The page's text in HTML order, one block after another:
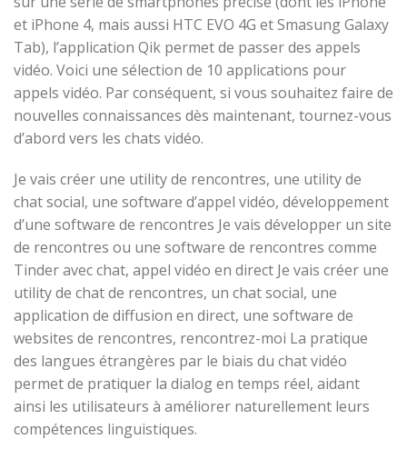
et iPhone 4, mais aussi HTC EVO 4G et Smasung Galaxy
Tab), l’application Qik permet de passer des appels
vidéo. Voici une sélection de 10 applications pour
appels vidéo. Par conséquent, si vous souhaitez faire de
nouvelles connaissances dès maintenant, tournez-vous
d’abord vers les chats vidéo.
Je vais créer une utility de rencontres, une utility de
chat social, une software d’appel vidéo, développement
d’une software de rencontres Je vais développer un site
de rencontres ou une software de rencontres comme
Tinder avec chat, appel vidéo en direct Je vais créer une
utility de chat de rencontres, un chat social, une
application de diffusion en direct, une software de
websites de rencontres, rencontrez-moi La pratique
des langues étrangères par le biais du chat vidéo
permet de pratiquer la dialog en temps réel, aidant
ainsi les utilisateurs à améliorer naturellement leurs
compétences linguistiques.